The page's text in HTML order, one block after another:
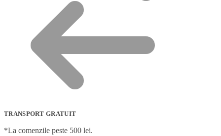
TRANSPORT GRATUIT
*La comenzile peste 500 lei.